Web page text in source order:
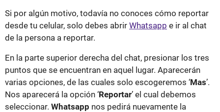
Si por algún motivo, todavía no conoces cómo reportar
desde tu celular, solo debes abrir Whatsapp e ir al chat
de la persona a reportar.
En la parte superior derecha del chat, presionar los tres
puntos que se encuentran en aquel lugar. Aparecerán
varias opciones, de las cuales solo escogeremos ‘Mas’.
Nos aparecerá la opción ‘Reportar’ el cual debemos
seleccionar. Whatsapp nos pedirá nuevamente la